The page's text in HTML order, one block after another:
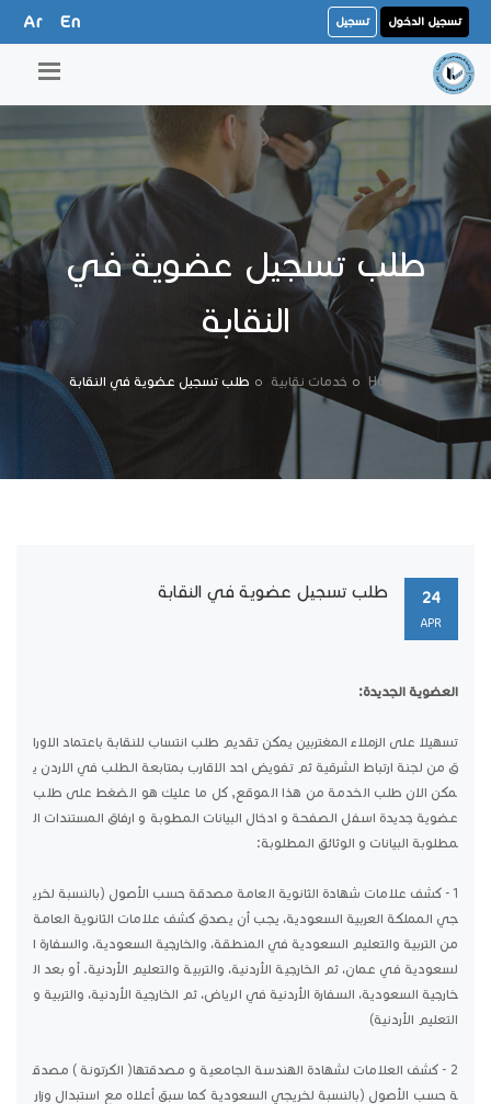
تسجيل الدخول تسجيل En
Ar
طلب تسجيل عضوية في
النقابة
Home خدمات نقابية طلب تسجيل عضوية في النقابة
24
APR
طلب تسجيل عضوية في النقابة
العضوية الجديدة:
تسهيلا على الزملاء المغتربين يمكن تقديم طلب انتساب للنقابة باعتماد الاورا
ق من لجنة ارتباط الشرقية ثم تفويض احد الاقارب بمتابعة الطلب في الاردن ي
مكن الان طلب الخدمة من هذا الموقع, كل ما عليك هو الضغط على طلب
عضوية جديدة اسفل الصفحة و ادخال البيانات المطوبة و ارفاق المستندات ال
مطلوبة البيانات و الوثائق المطلوبة:
1 - كشف علامات شهادة الثانوية العامة مصدقة حسب الأصول (بالنسبة لخري
جي المملكة العربية السعودية، يجب أن يصدق كشف علامات الثانوية العامة
من التربية والتعليم السعودية في المنطقة، والخارجية السعودية، والسفارة ا
لسعودية في عمان، ثم الخارجية الأردنية، والتربية والتعليم الأردنية. أو بعد ال
خارجية السعودية، السفارة الأردنية في الرياض، ثم الخارجية الأردنية، والتربية و
التعليم الأردنية)
2 - كشف العلامات لشهادة الهندسة الجامعية و مصدقتها( الكرتونة ) مصدق
ة حسب الأصول (بالنسبة لخريجي السعودية كما سبق أعلاه مع استبدال وزار